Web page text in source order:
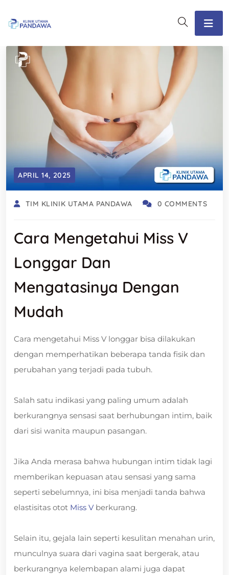
APRIL 14, 2025
TIM KLINIK UTAMA PANDAWA 0 COMMENTS
Cara Mengetahui Miss V
Longgar Dan
Mengatasinya Dengan
Mudah
Cara mengetahui Miss V longgar bisa dilakukan
dengan memperhatikan beberapa tanda fisik dan
perubahan yang terjadi pada tubuh.
Salah satu indikasi yang paling umum adalah
berkurangnya sensasi saat berhubungan intim, baik
dari sisi wanita maupun pasangan.
Jika Anda merasa bahwa hubungan intim tidak lagi
memberikan kepuasan atau sensasi yang sama
seperti sebelumnya, ini bisa menjadi tanda bahwa
elastisitas otot Miss Vberkurang.
Selain itu, gejala lain seperti kesulitan menahan urin,
munculnya suara dari vagina saat bergerak, atau
berkurangnya kelembapan alami juga dapat